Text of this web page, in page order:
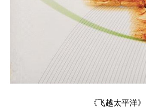
《飞越太平洋》